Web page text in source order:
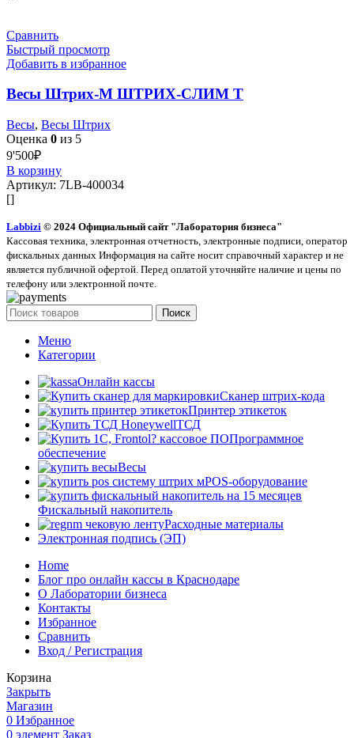
Сравнить
Быстрый просмотр
Добавить в избранное
Весы Штрих-М ШТРИХ-СЛИМ Т
Весы, Весы Штрих
Оценка 0 из 5
9'500₽
В корзину
Артикул: 7LB-400034
[]
Labbizi © 2024 Официальный сайт "Лаборатория бизнеса"
Кассовая техника, электронная отчетность, электронные подписи, оператор
фискальных данных Информация на сайте носит справочный характер и не
является публичной офертой. Перед оплатой уточняйте наличие и цены по
телефону или электронной почте.
Поиск
Меню
Категории
Онлайн кассы
Сканер штрих-кода
Принтер этикеток
ТСД
Программное
обеспечение
Весы
POS-оборудование
Фискальный накопитель
Расходные материалы
Электронная подпись (ЭП)
Home
Блог про онлайн кассы в Краснодаре
О Лаборатории бизнеса
Контакты
Избранное
Сравнить
Вход / Регистрация
Корзина
Закрыть
Магазин
0 Избранное
0 элемент Заказ